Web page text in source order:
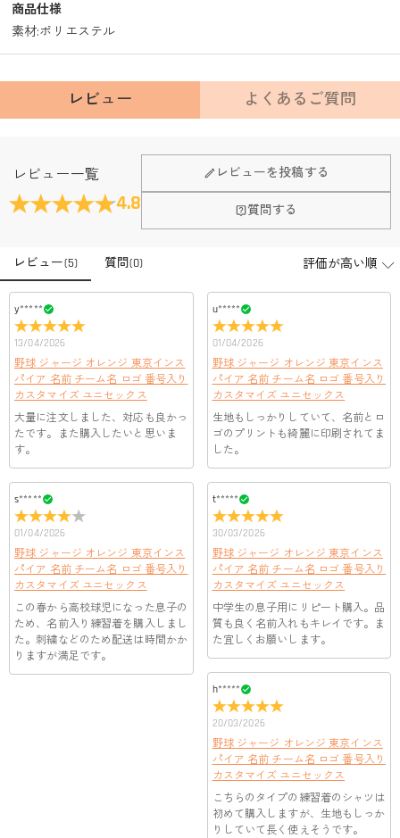
商品仕様
素材:ポリエステル
レビュー よくあるご質問
レビュー一覧
4.8
レビューを投稿する
質問する
レビュー(5) 質問(0)
y*****
13/04/2026
野球 ジャージ オレンジ 東京インス
パイア 名前 チーム名 ロゴ 番号入り
カスタマイズ ユニセックス
大量に注文しました、対応も良かっ
たです。また購入したいと思いま
す。
s*****
01/04/2026
野球 ジャージ オレンジ 東京インス
パイア 名前 チーム名 ロゴ 番号入り
カスタマイズ ユニセックス
この春から高校球児になった息子の
ため、名前入り練習着を購入しまし
た。刺繍などのため配送は時間かか
りますが満足です。
u*****
01/04/2026
野球 ジャージ オレンジ 東京インス
パイア 名前 チーム名 ロゴ 番号入り
カスタマイズ ユニセックス
生地もしっかりしていて、名前とロ
ゴのプリントも綺麗に印刷されてま
した。
t*****
30/03/2026
野球 ジャージ オレンジ 東京インス
パイア 名前 チーム名 ロゴ 番号入り
カスタマイズ ユニセックス
中学生の息子用にリピート購入。品
質も良く名前入れもキレイです。ま
た宜しくお願いします。
h*****
20/03/2026
野球 ジャージ オレンジ 東京インス
パイア 名前 チーム名 ロゴ 番号入り
カスタマイズ ユニセックス
こちらのタイプの練習着のシャツは
初めて購入しますが、生地もしっか
りしていて長く使えそうです。